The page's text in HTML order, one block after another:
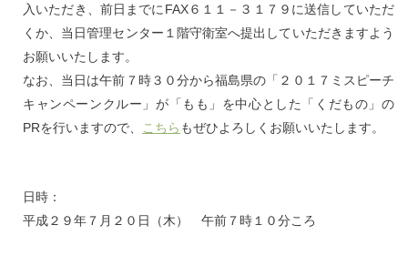
入いただき、前日までにFAX６１１－３１７９に送信していただ
くか、当日管理センター１階守衛室へ提出していただきますよう
お願いいたします。
なお、当日は午前７時３０分から福島県の「２０１７ミスピーチ
キャンペーンクルー」が「もも」を中心とした「くだもの」の
PRを行いますので、
こちら もぜひよろしくお願いいたします。
日時：
平成２９年７月２０日（木） 午前７時１０分ころ